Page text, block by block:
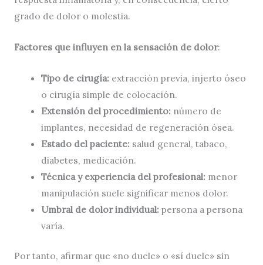
grado de dolor o molestia.
Factores que influyen en la sensación de dolor:
Tipo de cirugía: extracción previa, injerto óseo
o cirugía simple de colocación.
Extensión del procedimiento: número de
implantes, necesidad de regeneración ósea.
Estado del paciente: salud general, tabaco,
diabetes, medicación.
Técnica y experiencia del profesional: menor
manipulación suele significar menos dolor.
Umbral de dolor individual: persona a persona
varía.
Por tanto, afirmar que «no duele» o «sí duele» sin